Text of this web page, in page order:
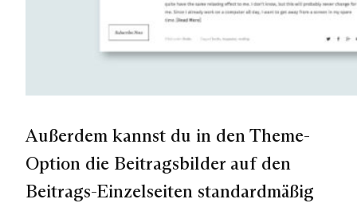
Außerdem kannst du in den Theme-
Option die Beitragsbilder auf den
Beitrags-Einzelseiten standardmäßig